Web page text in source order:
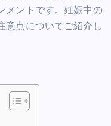
メントです。妊娠中の
意点についてご紹介し